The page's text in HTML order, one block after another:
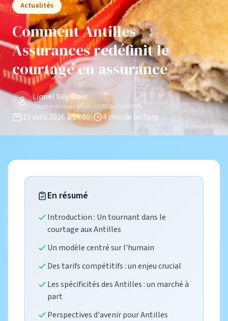
Actualités
Comment Antilles
Assurances redéfinit le
courtage en assurance
Lionel Seymour
Courtier en assurance — ORIAS n°26000958
15 avril 2026 à 14:00| 4 min de lecture
En résumé
Introduction : Un tournant dans le
courtage aux Antilles
Un modèle centré sur l'humain
Des tarifs compétitifs : un enjeu crucial
Les spécificités des Antilles : un marché à
part
Perspectives d'avenir pour Antilles